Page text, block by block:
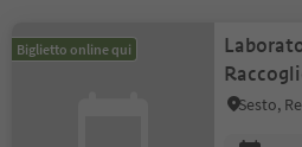
Biglietto online qui
naturali
Sesto,